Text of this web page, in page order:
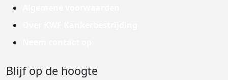
Blijf op de hoogte